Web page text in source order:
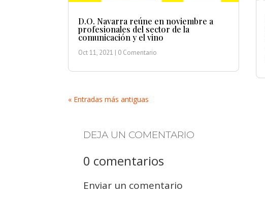
D.O. Navarra reúne en noviembre a
profesionales del sector de la
comunicación y el vino
Oct 11, 2021 | 0 Comentario
« Entradas más antiguas
DEJA UN COMENTARIO
0 comentarios
Enviar un comentario